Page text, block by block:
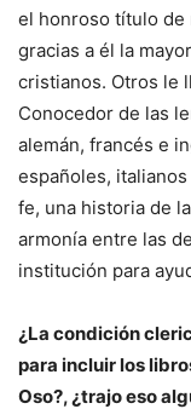
el honroso título de
gracias a él la
cristianos. Otros le
Conocedor de las
alemán, francés e
españoles,
fe, una historia de
armonía entre las
institución para
¿La condición
para incluir los
Oso?, ¿trajo eso